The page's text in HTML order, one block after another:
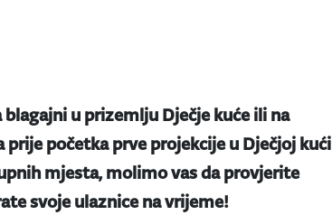
blagajni u prizemlju Dječje kuće ili na
početka prve projekcije u Dječjoj kući
mjesta, molimo vas da provjerite
svoje ulaznice na vrijeme!